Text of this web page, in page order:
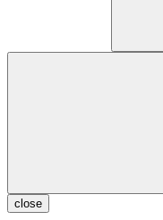
close